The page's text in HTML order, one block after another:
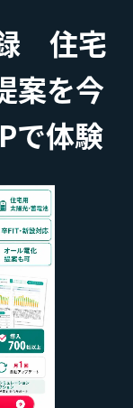
住宅
案を今
で体験